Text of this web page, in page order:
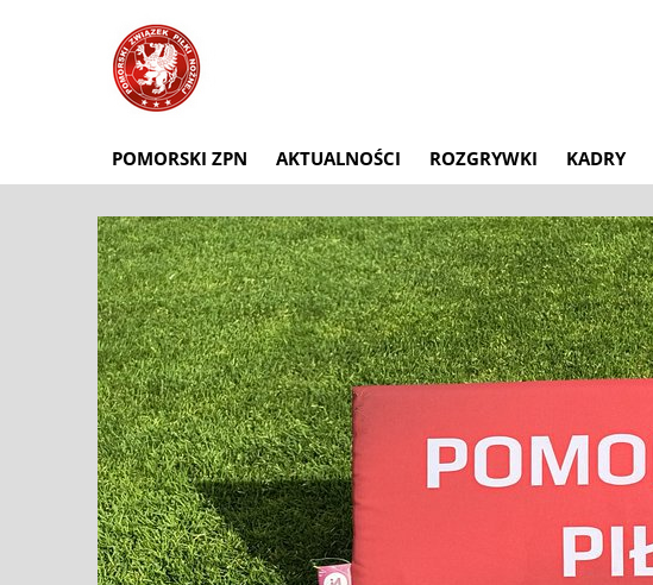
POMORSKI ZPN AKTUALNOŚCI ROZGRYWKI KADRY